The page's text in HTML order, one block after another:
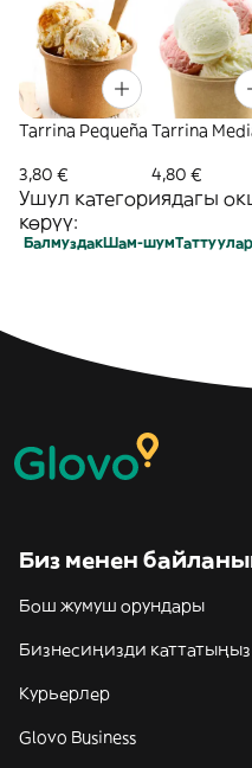
Tarrina Pequeña
3,80 €
Tarrina
4,80 €
Ушул категориядагы
көрүү:
БалмуздакШам-шумТаттуулар
Биз менен
Бош жумуш орундары
Бизнесиңизди каттатыңыз
Курьерлер
Glovo Business